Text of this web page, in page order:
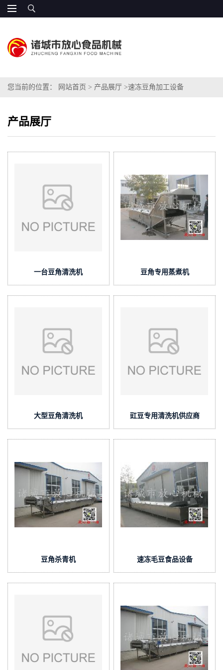
您当前的位置： 网站首页 > 产品展厅 >速冻豆角加工设备
产品展厅
一台豆角清洗机 豆角专用蒸煮机
大型豆角清洗机 豇豆专用清洗机供应商
豆角杀青机 速冻毛豆食品设备